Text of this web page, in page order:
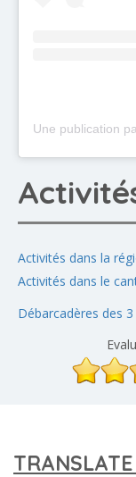
Activités dans la
Activités dans le
Débarcadères des 3
TRANSLATE